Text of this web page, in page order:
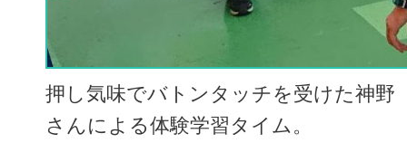
押し気味でバトンタッチを受けた神野
さんによる体験学習タイム。